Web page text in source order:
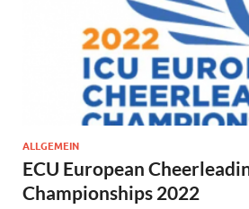
ALLGEMEIN
ECU European
Championships 2022